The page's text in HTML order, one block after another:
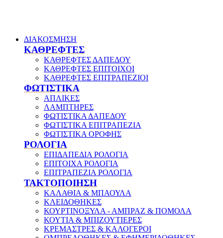
ΔΙΑΚΟΣΜΗΣΗ
ΚΑΘΡΕΦΤΕΣ
ΚΑΘΡΕΦΤΕΣ ΔΑΠΕΔΟΥ
ΚΑΘΡΕΦΤΕΣ ΕΠΙΤΟΙΧΟΙ
ΚΑΘΡΕΦΤΕΣ ΕΠΙΤΡΑΠΕΖΙΟΙ
ΦΩΤΙΣΤΙΚΑ
ΑΠΛΙΚΕΣ
ΛΑΜΠΤΗΡΕΣ
ΦΩΤΙΣΤΙΚΑ ΔΑΠΕΔΟΥ
ΦΩΤΙΣΤΙΚΑ ΕΠΙΤΡΑΠΕΖΙΑ
ΦΩΤΙΣΤΙΚΑ ΟΡΟΦΗΣ
ΡΟΛΟΓΙΑ
ΕΠΙΔΑΠΕΔΙΑ ΡΟΛΟΓΙΑ
ΕΠΙΤΟΙΧΑ ΡΟΛΟΓΙΑ
ΕΠΙΤΡΑΠΕΖΙΑ ΡΟΛΟΓΙΑ
ΤΑΚΤΟΠΟΙΗΣΗ
ΚΑΛΑΘΙΑ & ΜΠΑΟΥΛΑ
ΚΛΕΙΔΟΘΗΚΕΣ
ΚΟΥΡΤΙΝΟΞΥΛΑ - ΑΜΠΡΑΖ & ΠΟΜΟΛΑ
ΚΟΥΤΙΑ & ΜΠΙΖΟΥΤΙΕΡΕΣ
ΚΡΕΜΑΣΤΡΕΣ & ΚΑΛΟΓΕΡΟΙ